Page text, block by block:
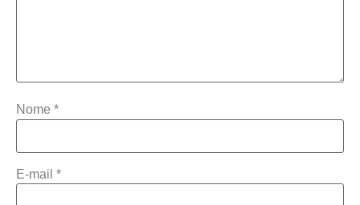
Nome *
E-mail *